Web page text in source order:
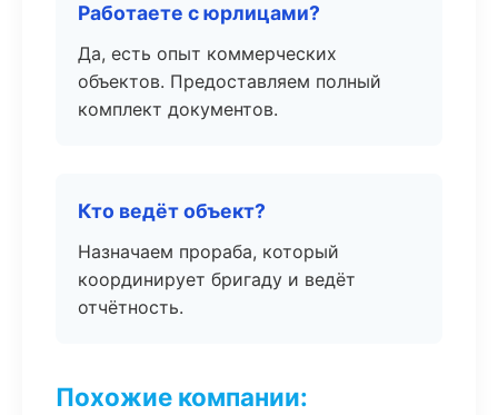
Работаете с юрлицами?
Да, есть опыт коммерческих
объектов. Предоставляем полный
комплект документов.
Кто ведёт объект?
Назначаем прораба, который
координирует бригаду и ведёт
отчётность.
Похожие компании: